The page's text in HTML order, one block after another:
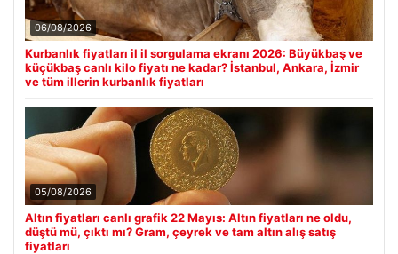
06/08/2026
Kurbanlık fiyatları il il sorgulama ekranı 2026: Büyükbaş ve
küçükbaş canlı kilo fiyatı ne kadar? İstanbul, Ankara, İzmir
ve tüm illerin kurbanlık fiyatları
05/08/2026
Altın fiyatları canlı grafik 22 Mayıs: Altın fiyatları ne oldu,
düştü mü, çıktı mı? Gram, çeyrek ve tam altın alış satış
fiyatları